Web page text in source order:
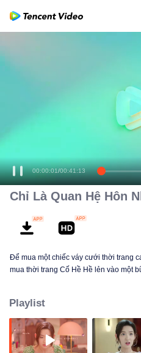
00:00:01/00:41:13
Chỉ Là Quan Hệ Hôn
Để mua một chiếc váy cưới thời trang
mua thời trang Cố Hề Hề lẻn vào một
Playlist